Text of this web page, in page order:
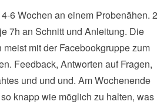
6 Wochen an einem Probenähen. 2
7h an Schnitt und Anleitung. Die
mit der Facebookgruppe zum
Feedback, Antworten auf Fragen,
und und und. Am Wochenende
knapp wie möglich zu halten, was